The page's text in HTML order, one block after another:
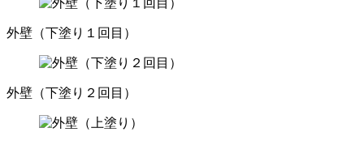
外壁（下塗り１回目）
外壁（下塗り２回目）